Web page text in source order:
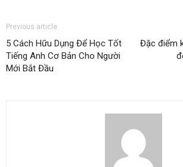
Previous article
5 Cách Hữu Dụng Để Học Tốt
Tiếng Anh Cơ Bản Cho Người
Mới Bắt Đầu
Đặc điểm